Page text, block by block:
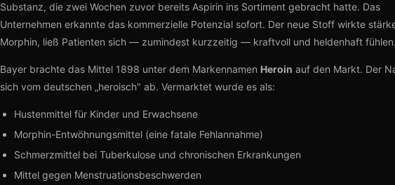
Substanz, die zwei Wochen zuvor bereits Aspirin ins Sortiment gebracht hatte. Das
Unternehmen erkannte das kommerzielle Potenzial sofort. Der neue Stoff wirkte
Morphin, ließ Patienten sich — zumindest kurzzeitig — kraftvoll und heldenhaft fühlen.
Bayer brachte das Mittel 1898 unter dem Markennamen Heroin auf den Markt. Der
sich vom deutschen „heroisch" ab. Vermarktet wurde es als:
Hustenmittel für Kinder und Erwachsene
Morphin-Entwöhnungsmittel (eine fatale Fehlannahme)
Schmerzmittel bei Tuberkulose und chronischen Erkrankungen
Mittel gegen Menstruationsbeschwerden